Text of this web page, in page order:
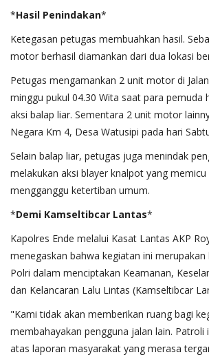
*​Hasil Penindakan*
​Ketegasan petugas membuahkan hasil.
motor berhasil diamankan dari dua lokasi
​Petugas mengamankan 2 unit motor di
minggu pukul 04.30 Wita saat para pemuda
aksi balap liar. Sementara 2 unit motor
Negara Km 4, Desa Watusipi pada hari
​Selain balap liar, petugas juga menindak
melakukan aksi blayer knalpot yang memicu
mengganggu ketertiban umum.
*​Demi Kamseltibcar Lantas*
​Kapolres Ende melalui Kasat Lantas AKP
menegaskan bahwa kegiatan ini
Polri dalam menciptakan Keamanan,
dan Kelancaran Lalu Lintas (Kamseltibcar
​"Kami tidak akan memberikan ruang bagi
membahayakan pengguna jalan lain. Patroli
atas laporan masyarakat yang merasa